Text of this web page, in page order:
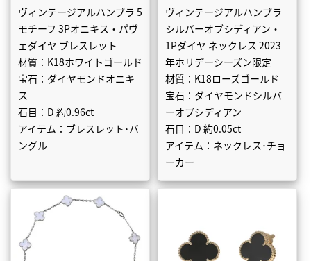
ヴィンテージアルハンブラ 5
モチーフ 3Pオニキス・パヴ
ェダイヤ ブレスレット
材質：K18ホワイトゴールド
宝石：ダイヤモンドオニキ
ス
石目：D 約0.96ct
アイテム：ブレスレット･バ
ングル
ヴィンテージアルハンブラ
シルバーオブシディアン・
1Pダイヤ ネックレス 2023
年ホリデーシーズン限定
材質：K18ローズゴールド
宝石：ダイヤモンドシルバ
ーオブシディアン
石目：D 約0.05ct
アイテム：ネックレス･チョ
ーカー